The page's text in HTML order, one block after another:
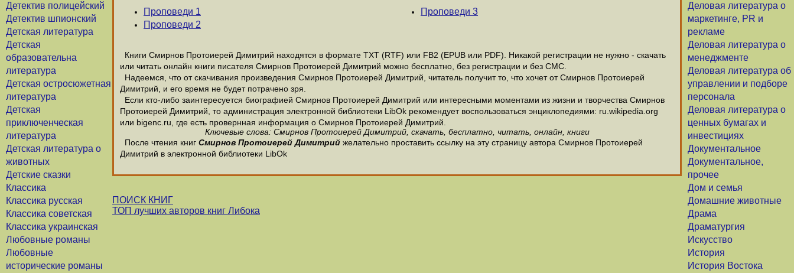
Детектив полицейский
Детектив шпионский
Детская литература
Детская
образовательна
литература
Детская остросюжетная
литература
Детская
приключенческая
литература
Детская литература о
животных
Детские сказки
Классика
Классика русская
Классика советская
Классика украинская
Любовные романы
Любовные
исторические романы
Деловая литература о
маркетинге, PR и
рекламе
Деловая литература о
менеджменте
Деловая литература об
управлении и подборе
персонала
Деловая литература о
ценных бумагах и
инвестициях
Документальное
Документальное,
прочее
Дом и семья
Домашние животные
Драма
Драматургия
Искусство
История
История Востока
Проповеди 1
Проповеди 2
Проповеди 3
Книги Смирнов Протоиерей Димитрий находятся в формате ТХТ (RTF) или FB2 (EPUB или PDF). Никакой регистрации не нужно - скачать
или читать онлайн книги писателя Смирнов Протоиерей Димитрий можно бесплатно, без регистрации и без СМС.
Надеемся, что от скачивания произведения Смирнов Протоиерей Димитрий, читатель получит то, что хочет от Смирнов Протоиерей
Димитрий, и его время не будет потрачено зря.
Если кто-либо заинтересуется биографией Смирнов Протоиерей Димитрий или интересными моментами из жизни и творчества Смирнов
Протоиерей Димитрий, то администрация электронной библиотеки LibOk рекомендует воспользоваться энциклопедиями: ru.wikipedia.org
или bigenc.ru, где есть провернная информация о Смирнов Протоиерей Димитрий.
Ключевые слова: Смирнов Протоиерей Димитрий, скачать, бесплатно, читать, онлайн, книги
После чтения книг Смирнов Протоиерей Димитрий желательно проставить ссылку на эту страницу автора Смирнов Протоиерей
Димитрий в электронной библиотеки LibOk
ПОИСК КНИГ
ТОП лучших авторов книг Либока